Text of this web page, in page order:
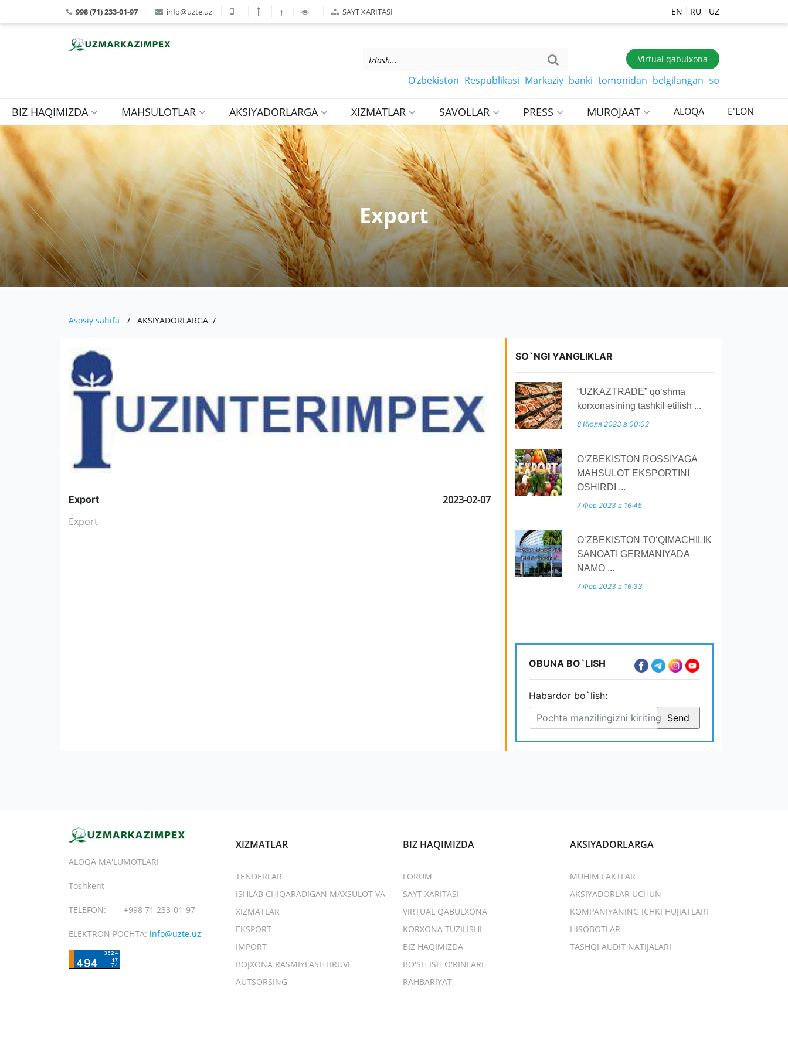
998 (71) 233-01-97 info@uzte.uz SAYT XARITASI EN RU UZ
Virtual qabulxona
O‘zbekiston Respublikasi Markaziy banki tomonidan belgilangan so‘mga xorijiy valyuta
BIZ HAQIMIZDA MAHSULOTLAR AKSIYADORLARGA XIZMATLAR SAVOLLAR PRESS MUROJAAT ALOQA E'LON
Export
Asosiy sahifa AKSIYADORLARGA
2023-02-07
Export
Export
SO`NGI YANGLIKLAR
“UZKAZTRADE” qoʻshma
korxonasining tashkil etilish ...
8 Июля 2023 в 00:02
O‘ZBEKISTON ROSSIYAGA
MAHSULOT EKSPORTINI
OSHIRDI ...
7 Фев 2023 в 16:45
O‘ZBEKISTON TO‘QIMACHILIK
SANOATI GERMANIYADA
NAMO ...
7 Фев 2023 в 16:33
OBUNA BO`LISH
Habardor bo`lish:
ALOQA MA'LUMOTLARI
Toshkent
TELEFON: +998 71 233-01-97
ELEKTRON POCHTA: info@uzte.uz
XIZMATLAR
TENDERLAR
ISHLAB CHIQARADIGAN MAXSULOT VA
XIZMATLAR
EKSPORT
IMPORT
BOJXONA RASMIYLASHTIRUVI
AUTSORSING
BIZ HAQIMIZDA
FORUM
SAYT XARITASI
VIRTUAL QABULXONA
KORXONA TUZILISHI
BIZ HAQIMIZDA
BO'SH ISH O'RINLARI
RAHBARIYAT
AKSIYADORLARGA
MUHIM FAKTLAR
AKSIYADORLAR UCHUN
KOMPANIYANING ICHKI HUJJATLARI
HISOBOTLAR
TASHQI AUDIT NATIJALARI